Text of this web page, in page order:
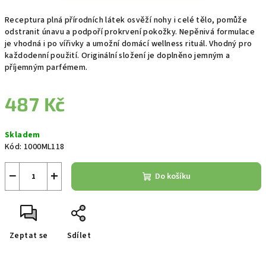
Receptura plná přírodních látek osvěží nohy i celé tělo, pomůže
odstranit únavu a podpoří prokrvení pokožky. Nepěnivá formulace
je vhodná i po vířivky a umožní domácí wellness rituál. Vhodný pro
každodenní použití. Originální složení je doplněno jemným a
příjemným parfémem.
487 Kč
cena:
Skladem
Kód: 1000ML118
+
− Do košíku
Zeptat se Sdílet